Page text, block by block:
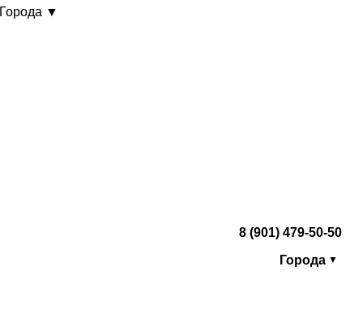
Города ▼
8 (901) 479-50-50
Города ▼